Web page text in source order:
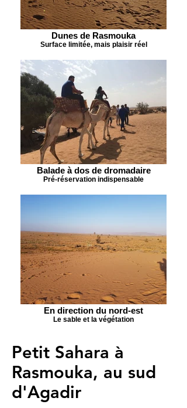
Dunes de Rasmouka
Surface limitée, mais plaisir réel
Balade à dos de dromadaire
Pré-réservation indispensable
En direction du nord-est
Le sable et la végétation
Petit Sahara à
Rasmouka, au sud
d'Agadir